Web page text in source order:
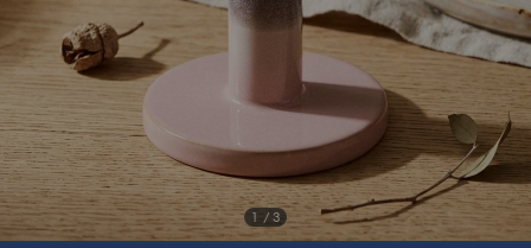
1 / 3